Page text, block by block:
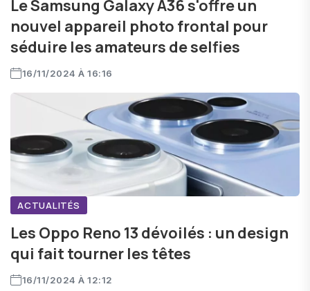
Le Samsung Galaxy A36 s'offre un
nouvel appareil photo frontal pour
séduire les amateurs de selfies
16/11/2024 À 16:16
ACTUALITÉS
Les Oppo Reno 13 dévoilés : un design
qui fait tourner les têtes
16/11/2024 À 12:12